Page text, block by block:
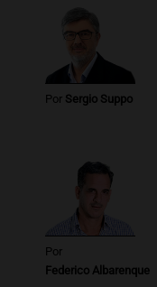
Episodios
Audio.
fallece tras
vehículo
Panorama
descuentos
sus
sindicato
Panorama
Episodios
Por Sergio Suppo
Por
Federico Albarenque